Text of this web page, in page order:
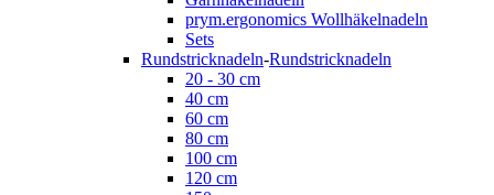
prym.ergonomics Wollhäkelnadeln
Sets
Rundstricknadeln-Rundstricknadeln
20 - 30 cm
40 cm
60 cm
80 cm
100 cm
120 cm